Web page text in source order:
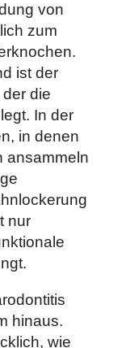
von
zum
ist der
die
In der
in denen
ansammeln
nur
hinaus.
wie